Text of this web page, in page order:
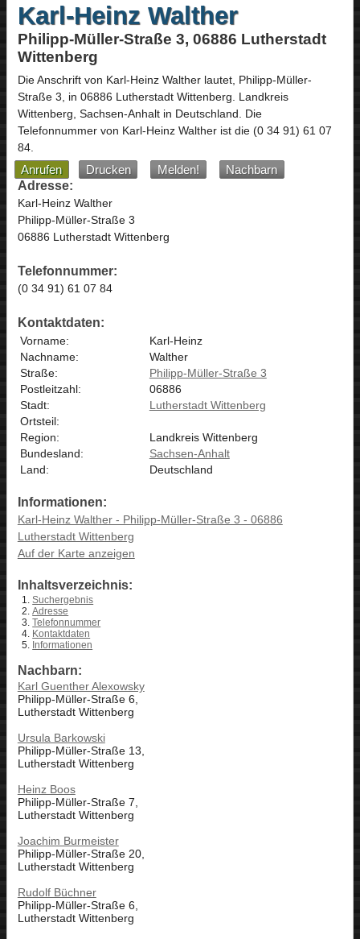
Karl-Heinz Walther
Philipp-Müller-Straße 3, 06886 Lutherstadt
Wittenberg
Die Anschrift von Karl-Heinz Waltherlautet, Philipp-Müller-
Straße 3, in 06886 Lutherstadt Wittenberg. Landkreis
Wittenberg, Sachsen-Anhaltin Deutschland. Die
Telefonnummer von Karl-Heinz Walther ist die (0 34 91) 61 07
84.
Anrufen Drucken Melden!
Nachbarn
Adresse:
Karl-Heinz Walther
Philipp-Müller-Straße 3
06886 Lutherstadt Wittenberg
Telefonnummer:
(0 34 91) 61 07 84
Kontaktdaten:
Vorname:
Karl-Heinz
Nachname:
Walther
Straße:
Philipp-Müller-Straße 3
Postleitzahl:
06886
Stadt:
Lutherstadt Wittenberg
Ortsteil:
Region:
Landkreis Wittenberg
Bundesland:
Sachsen-Anhalt
Land:
Deutschland
Informationen:
Karl-Heinz Walther - Philipp-Müller-Straße 3 - 06886
Lutherstadt Wittenberg
Auf der Karte anzeigen
Inhaltsverzeichnis:
Suchergebnis
Adresse
Telefonnummer
Kontaktdaten
Informationen
Nachbarn:
Karl Guenther Alexowsky
Philipp-Müller-Straße 6,
Lutherstadt Wittenberg
Ursula Barkowski
Philipp-Müller-Straße 13,
Lutherstadt Wittenberg
Heinz Boos
Philipp-Müller-Straße 7,
Lutherstadt Wittenberg
Joachim Burmeister
Philipp-Müller-Straße 20,
Lutherstadt Wittenberg
Rudolf Büchner
Philipp-Müller-Straße 6,
Lutherstadt Wittenberg